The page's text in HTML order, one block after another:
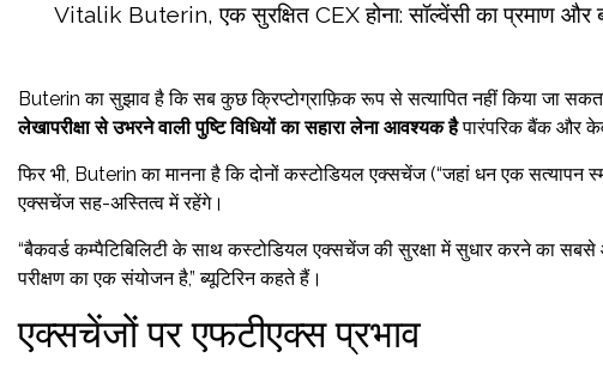
Vitalik Buterin, एक सुरक्षित CEX होना: सॉल्वेंसी का प्रमाण
Buterin का सुझाव है कि सब कुछ क्रिप्टोग्राफ़िक रूप से सत्यापित नहीं किया जा
लेखापरीक्षा से उभरने वाली पुष्टि विधियों का सहारा लेना आवश्यक हैपारंपरिक बैंक और
फिर भी, Buterin का मानना ​​​​है कि दोनों कस्टोडियल एक्सचेंज (“जहां धन एक सत्यापन
एक्सचेंज सह-अस्तित्व में रहेंगे।
“बैकवर्ड कम्पैटिबिलिटी के साथ कस्टोडियल एक्सचेंज की सुरक्षा में सुधार करने का सबसे
परीक्षण का एक संयोजन है,” ब्यूटिरिन कहते हैं।
एक्सचेंजों पर एफटीएक्स प्रभाव